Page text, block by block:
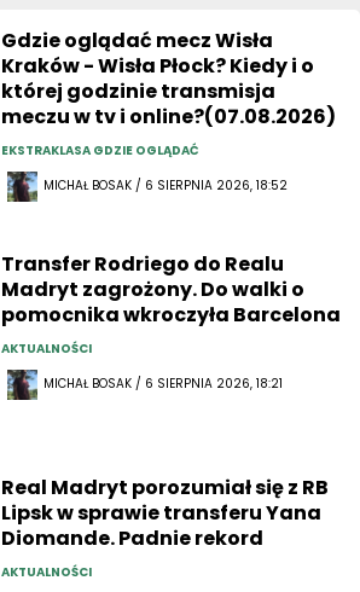
Gdzie oglądać mecz Wisła
Kraków - Wisła Płock? Kiedy i o
której godzinie transmisja
meczu w tv i online?(07.08.2026)
EKSTRAKLASA GDZIE OGLĄDAĆ
MICHAŁ BOSAK / 6 SIERPNIA 2026, 18:52
Transfer Rodriego do Realu
Madryt zagrożony. Do walki o
pomocnika wkroczyła Barcelona
AKTUALNOŚCI
MICHAŁ BOSAK / 6 SIERPNIA 2026, 18:21
Real Madryt porozumiał się z RB
Lipsk w sprawie transferu Yana
Diomande. Padnie rekord
AKTUALNOŚCI